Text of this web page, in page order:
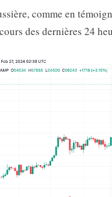
comme en
des dernières 24